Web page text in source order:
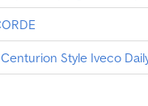
Style Iveco